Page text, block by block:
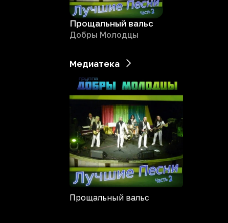
Прощальный вальс
Добры Молодцы
Медиатека
Прощальный вальс